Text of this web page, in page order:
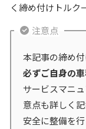
く締め付けトルク
注意点
本記事の締め
必ずご自身の
サービスマニ
意点も詳しく記
安全に整備を